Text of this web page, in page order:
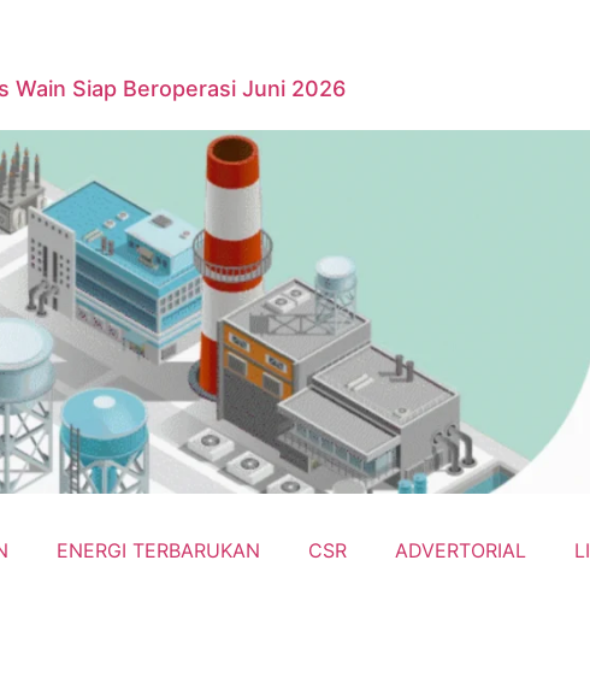
Wain Siap Beroperasi Juni 2026
ENERGI TERBARUKAN CSR ADVERTORIAL